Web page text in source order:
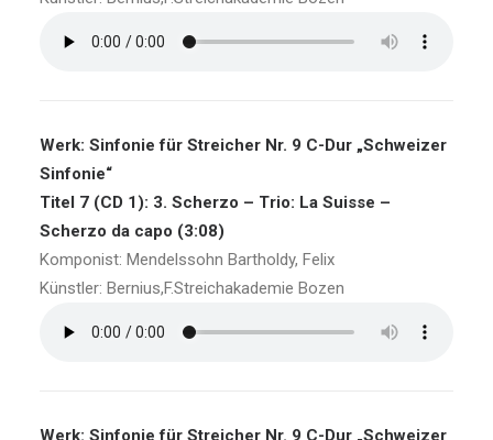
Werk: Sinfonie für Streicher Nr. 9 C-Dur „Schweizer
Sinfonie“
Titel 7 (CD 1): 3. Scherzo – Trio: La Suisse –
Scherzo da capo (3:08)
Komponist: Mendelssohn Bartholdy, Felix
Künstler: Bernius,F.Streichakademie Bozen
Werk: Sinfonie für Streicher Nr. 9 C-Dur „Schweizer